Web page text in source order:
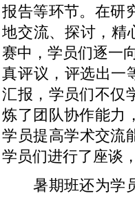
报告等环节。在研
地交流、探讨，精
赛中，学员们逐一
真评议，评选出一
汇报，学员们不仅
炼了团队协作能力
学员提高学术交流
学员们进行了座谈
暑期班还为学员